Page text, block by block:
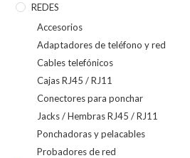
REDES
Accesorios
Adaptadores de teléfono y red
Cables telefónicos
Cajas RJ45 / RJ11
Conectores para ponchar
Jacks / Hembras RJ45 / RJ11
Ponchadoras y pelacables
Probadores de red